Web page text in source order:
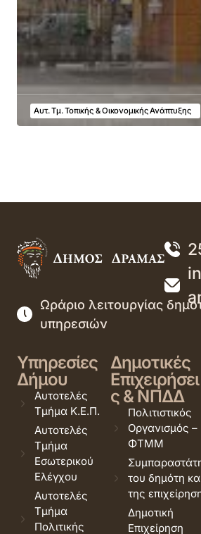
Αυτ. Τμ. Τοπικής & Οικονομικής Ανάπτυξης
Ωράριο λειτουργίας
υπηρεσιών
Υπηρεσίες
Δήμου
Αυτοτελές
Τμήμα Κ.Ε.Π.
Αυτοτελές
Τμήμα
Εσωτερικού
Ελέγχου
Αυτοτελές
Τμήμα
Πολιτικής
Δημοτικές
Επιχειρήσει
ς & ΝΠΔΔ
Πολιτιστικός
Οργανισμός –
ΦΤΜΜ
του δημότη
της
Δημοτική
Επιχείρηση